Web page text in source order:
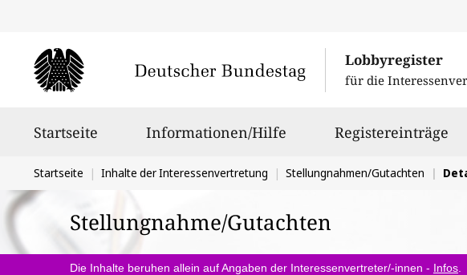
Lobbyregister
für die
Startseite Informationen/Hilfe Registereinträge
Sie
befinden
sich
hier:
Startseite Inhalte der Interessenvertretung Stellungnahmen/Gutachten
Stellungnahme/Gutachten
Die Inhalte beruhen allein auf Angaben der Interessenvertreter/-innen - Infos